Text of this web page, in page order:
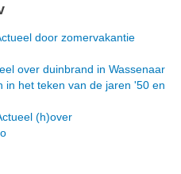
door zomervakantie
over duinbrand in Wassenaar
in het teken van de jaren '50 en
(h)over